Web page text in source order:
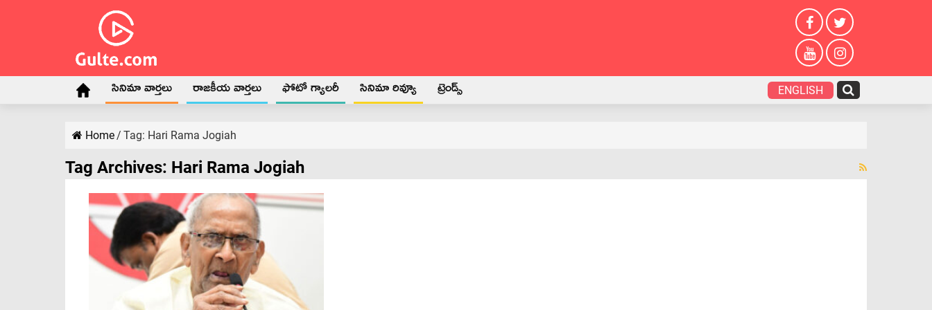
సినిమా వార్తలు రాజకీయ వార్తలు ఫోటో గ్యాలరీ సినిమా రివ్యూ ట్రెండ్స్ ENGLISH
Home/ Tag: Hari Rama Jogiah
Tag Archives: Hari Rama Jogiah